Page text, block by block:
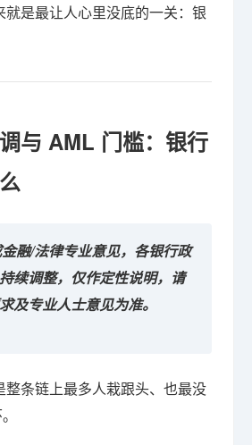
是最让人心里没底的一关：银
与 AML 门槛：银行
融/法律专业意见，各银行政
续调整，仅作定性说明，请
及专业人士意见为准。
整条链上最多人栽跟头、也最没